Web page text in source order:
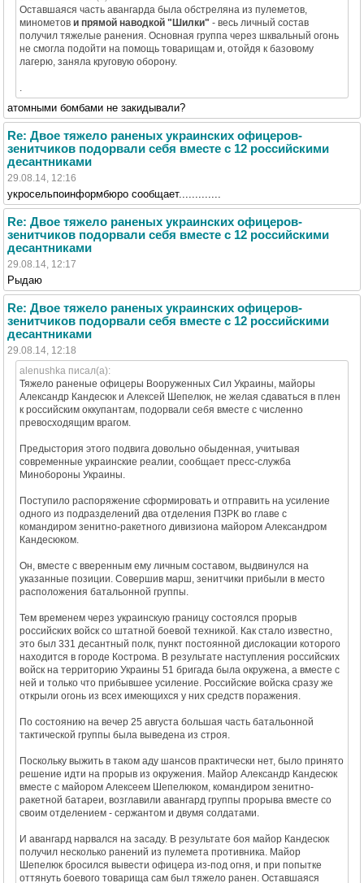
Оставшаяся часть авангарда была обстреляна из пулеметов,
минометов и прямой наводкой "Шилки" - весь личный состав
получил тяжелые ранения. Основная группа через шквальный огонь
не смогла подойти на помощь товарищам и, отойдя к базовому
лагерю, заняла круговую оборону.
атомными бомбами не закидывали?
Re: Двое тяжело раненых украинских офицеров-
зенитчиков подорвали себя вместе с 12 российскими
десантниками
29.08.14, 12:16
укросельпоинформбюро сообщает.............
Re: Двое тяжело раненых украинских офицеров-
зенитчиков подорвали себя вместе с 12 российскими
десантниками
29.08.14, 12:17
Рыдаю
Re: Двое тяжело раненых украинских офицеров-
зенитчиков подорвали себя вместе с 12 российскими
десантниками
29.08.14, 12:18
alenushka писал(а):
Тяжело раненые офицеры Вооруженных Сил Украины, майоры
Александр Кандесюк и Алексей Шепелюк, не желая сдаваться в плен
к российским оккупантам, подорвали себя вместе с численно
превосходящим врагом.
Предыстория этого подвига довольно обыденная, учитывая
современные украинские реалии, сообщает пресс-служба
Минобороны Украины.
Поступило распоряжение сформировать и отправить на усиление
одного из подразделений два отделения ПЗРК во главе с
командиром зенитно-ракетного дивизиона майором Александром
Кандесюком.
Он, вместе с вверенным ему личным составом, выдвинулся на
указанные позиции. Совершив марш, зенитчики прибыли в место
расположения батальонной группы.
Тем временем через украинскую границу состоялся прорыв
российских войск со штатной боевой техникой. Как стало известно,
это был 331 десантный полк, пункт постоянной дислокации которого
находится в городе Кострома. В результате наступления российских
войск на территорию Украины 51 бригада была окружена, а вместе с
ней и только что прибывшее усиление. Российские войска сразу же
открыли огонь из всех имеющихся у них средств поражения.
По состоянию на вечер 25 августа большая часть батальонной
тактической группы была выведена из строя.
Поскольку выжить в таком аду шансов практически нет, было принято
решение идти на прорыв из окружения. Майор Александр Кандесюк
вместе с майором Алексеем Шепелюком, командиром зенитно-
ракетной батареи, возглавили авангард группы прорыва вместе со
своим отделением - сержантом и двумя солдатами.
И авангард нарвался на засаду. В результате боя майор Кандесюк
получил несколько ранений из пулемета противника. Майор
Шепелюк бросился вывести офицера из-под огня, и при попытке
оттянуть боевого товарища сам был тяжело ранен. Оставшаяся